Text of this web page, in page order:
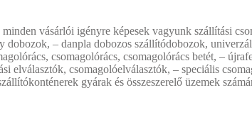
vásárlói igényre képesek vagyunk szállítási
– danpla dobozos szállítódobozok,
csomagolórács, csomagolórács betét, –
elválasztók, csomagolóelválasztók, – speciális
gyárak és összeszerelő üzemek